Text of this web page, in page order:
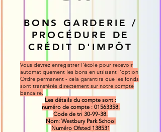
BONS GARDERIE /
PROCÉDURE DE
CRÉDIT D'IMPÔT
Vous devrez enregistrer l'école pour recevoir
automatiquement les bons en utilisant l'option
Ordre permanent - cela garantira que les fonds
sont transférés directement sur notre compte
bancaire.
Les détails du compte sont :
numéro de compte : 01563358.
Code de tri 30-99-38.
Nom: Westbury Park School
Numéro Ofsted 138531